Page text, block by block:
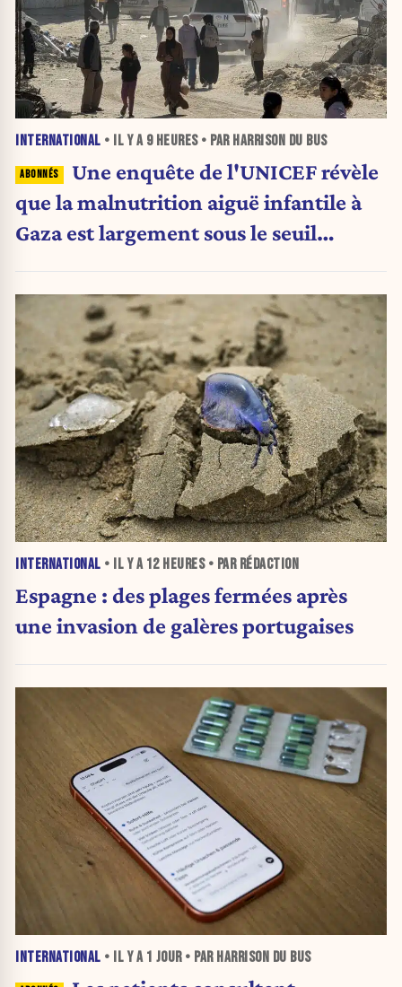
INTERNATIONAL • IL Y A 9 HEURES• PAR HARRISON DU BUS
Une enquête de l'UNICEF révèle
que la malnutrition aiguë infantile à
Gaza est largement sous le seuil
INTERNATIONAL • IL Y A 12 HEURES• PAR RÉDACTION
Espagne : des plages fermées après
une invasion de galères portugaises
INTERNATIONAL • IL Y A 1 JOUR• PAR HARRISON DU BUS